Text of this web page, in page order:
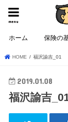
menu
ホーム 保険の
HOME 福沢諭吉_01
2019.01.08
福沢諭吉